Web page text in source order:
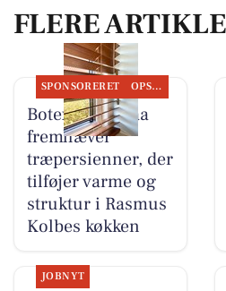
FLERE
SPONSORERET OPSLAGSTAVLEN
Botex Aabenraa
fremhæver
træpersienner, der
tilføjer varme og
struktur i Rasmus
Kolbes køkken
JOBNYT